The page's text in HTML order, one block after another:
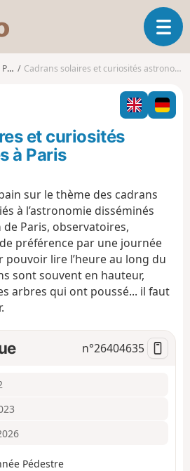
s
o
O
u
i
r
l
i
Paris Cadrans solaires et curiosités astronomiques à Paris
et curiosités
à Paris
sur le thème des cadrans
à l’astronomie disséminés
Paris, observatoires,
préférence par une journée
pouvoir lire l’heure au long du
sont souvent en hauteur,
arbres qui ont poussé... il faut
n°26404635
Pédestre